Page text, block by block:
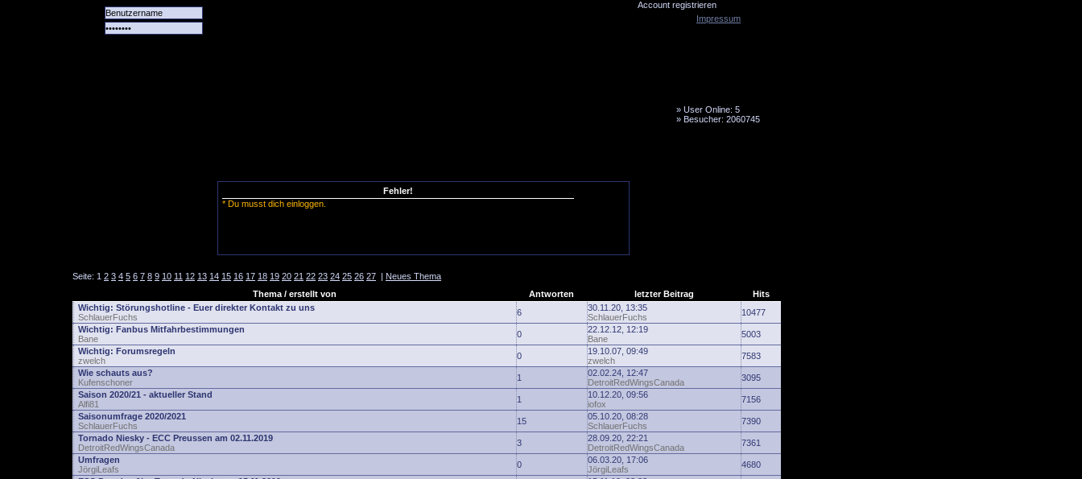
Account registrieren
» User Online: 5
» Besucher: 2060745
Fehler!
* Du musst dich einloggen.
Seite: 1 2 3 4 5 6 7 8 9 10 11 12 13 14 15 16 17 18 19 20 21 22 23 24 25 26 27 | Neues Thema
Thema / erstellt von
Antworten letzter Beitrag
Hits
Wichtig: Störungshotline - Euer direkter Kontakt zu uns
SchlauerFuchs
6
30.11.20, 13:35
SchlauerFuchs
10477
Wichtig: Fanbus Mitfahrbestimmungen
Bane
0
22.12.12, 12:19
Bane
5003
Wichtig: Forumsregeln
zwelch
0
19.10.07, 09:49
zwelch
7583
Wie schauts aus?
Kufenschoner
1
02.02.24, 12:47
DetroitRedWingsCanada
3095
Saison 2020/21 - aktueller Stand
Alfi81
1
10.12.20, 09:56
iofox
7156
Saisonumfrage 2020/2021
SchlauerFuchs
15
05.10.20, 08:28
SchlauerFuchs
7390
Tornado Niesky - ECC Preussen am 02.11.2019
DetroitRedWingsCanada
3
28.09.20, 22:21
DetroitRedWingsCanada
7361
Umfragen
JörgiLeafs
0
06.03.20, 17:06
JörgiLeafs
4680
Impressum